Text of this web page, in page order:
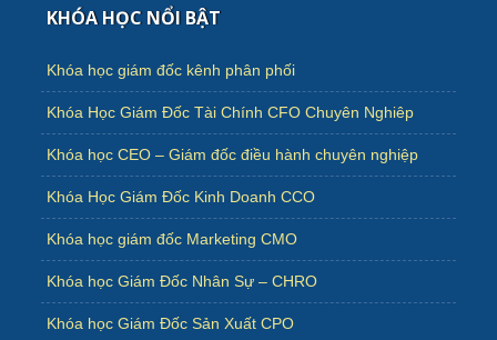
KHÓA HỌC NỔI BẬT
Khóa học giám đốc kênh phân phối
Khóa Học Giám Đốc Tài Chính CFO Chuyên Nghiêp
Khóa học CEO – Giám đốc điều hành chuyên nghiệp
Khóa Học Giám Đốc Kinh Doanh CCO
Khóa học giám đốc Marketing CMO
Khóa học Giám Đốc Nhân Sự – CHRO
Khóa học Giám Đốc Sản Xuất CPO